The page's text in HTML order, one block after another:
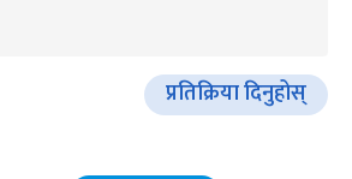
प्रतिक्रिया दिनुहोस्